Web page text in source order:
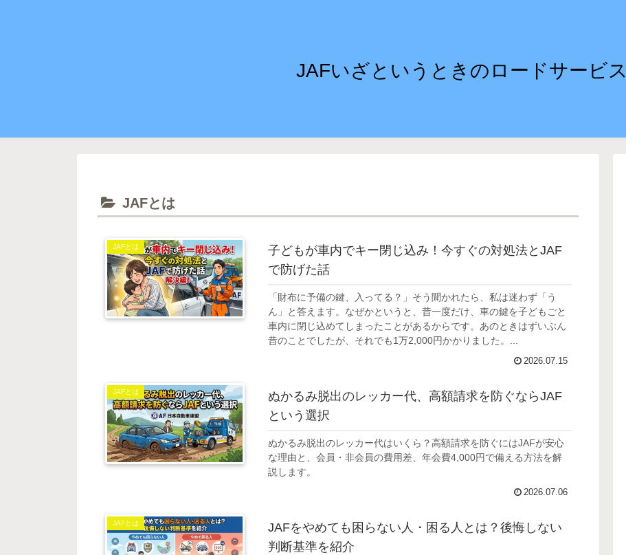
JAFいざというときのロードサービス
JAFとは
JAFとは
子どもが車内でキー閉じ込み！今すぐの対処法とJAF
で防げた話
「財布に予備の鍵、入ってる？」そう聞かれたら、私は迷わず「う
ん」と答えます。なぜかというと、昔一度だけ、車の鍵を子どもごと
車内に閉じ込めてしまったことがあるからです。あのときはずいぶん
昔のことでしたが、それでも1万2,000円かかりました。...
2026.07.15
JAFとは
ぬかるみ脱出のレッカー代、高額請求を防ぐならJAF
という選択
ぬかるみ脱出のレッカー代はいくら？高額請求を防ぐにはJAFが安心
な理由と、会員・非会員の費用差、年会費4,000円で備える方法を解
説します。
2026.07.06
JAFとは
JAFをやめても困らない人・困る人とは？後悔しない
判断基準を紹介